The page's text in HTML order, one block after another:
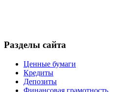
Разделы сайта
Ценные бумаги
Кредиты
Депозиты
Финансовая грамотность